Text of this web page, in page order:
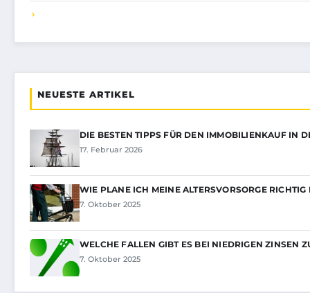
NEUESTE ARTIKEL
DIE BESTEN TIPPS FÜR DEN IMMOBILIENKAUF IN
17. Februar 2026
WIE PLANE ICH MEINE ALTERSVORSORGE
7. Oktober 2025
WELCHE FALLEN GIBT ES BEI NIEDRIGEN ZINSEN
7. Oktober 2025